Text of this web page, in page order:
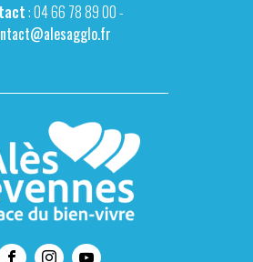
: 04 66 78 89 00 -